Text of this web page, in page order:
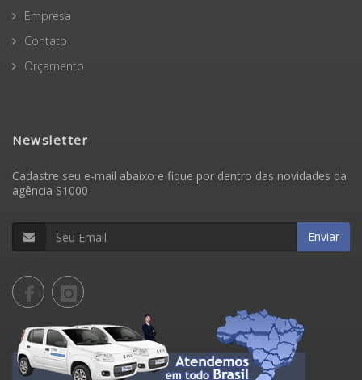
Empresa
Contato
Orçamento
Newsletter
Cadastre seu e-mail abaixo e fique por dentro das novidades da
agência S1000
Enviar